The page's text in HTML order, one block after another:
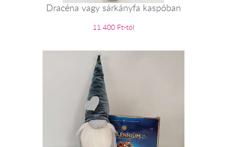
Dracéna vagy sárkányfa kaspóban
11 400 Ft-tól